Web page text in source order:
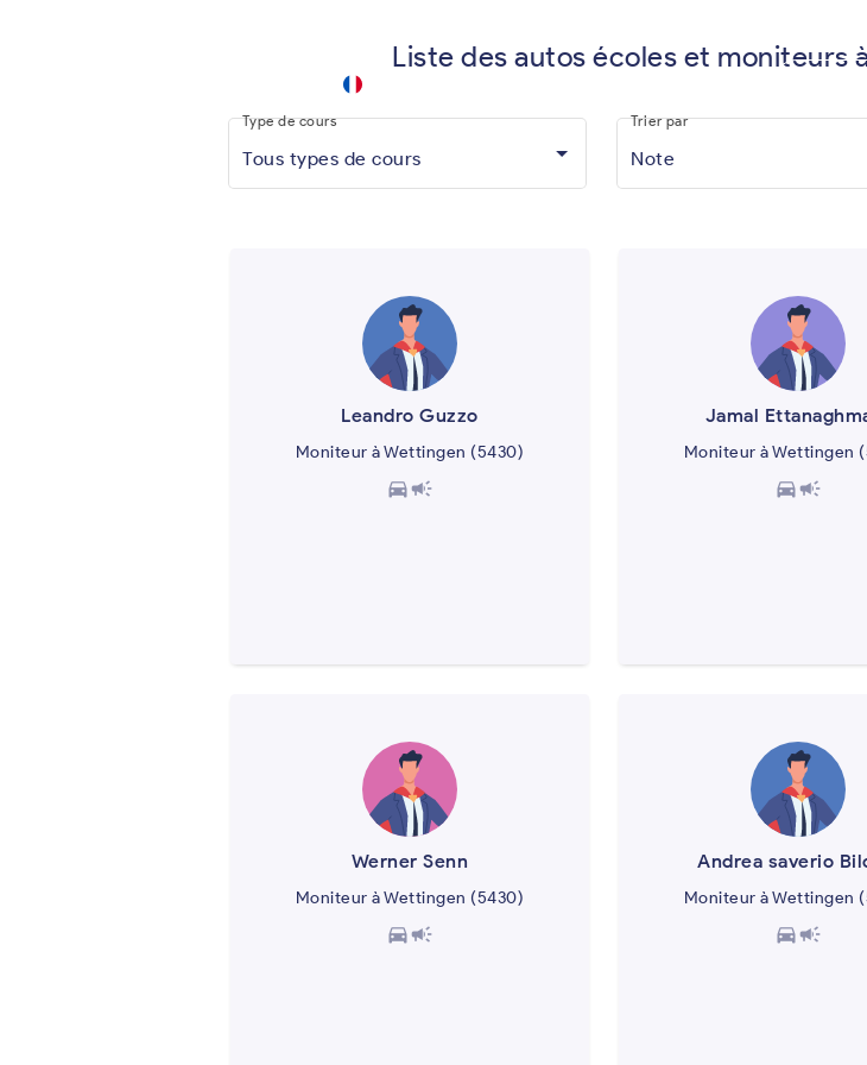
Liste des autos écoles et moniteurs
Tous types de cours
Type de cours
Note
Trier par
Leandro Guzzo
Moniteur à Wettingen (5430)
directions_carcampaign
Jamal
Moniteur à Wettingen
directions_carcampaign
Werner Senn
Moniteur à Wettingen (5430)
directions_carcampaign
Andrea saverio
Moniteur à Wettingen
directions_carcampaign